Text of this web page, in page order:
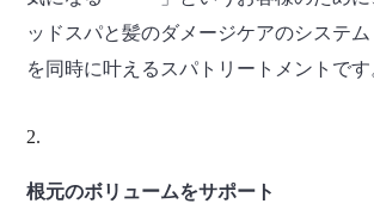
ッドスパと髪のダメージケアのシステム
を同時に叶えるスパトリートメントです
根元のボリュームをサポート